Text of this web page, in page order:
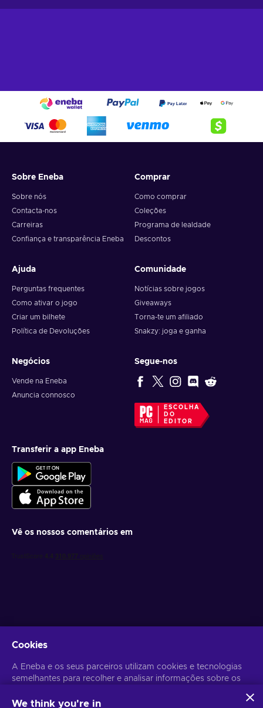
Sobre Eneba
Sobre nós
Contacta-nos
Carreiras
Confiança e transparência Eneba
Comprar
Como comprar
Coleções
Programa de lealdade
Descontos
Ajuda
Perguntas frequentes
Como ativar o jogo
Criar um bilhete
Política de Devoluções
Comunidade
Notícias sobre jogos
Giveaways
Torna-te um afiliado
Snakzy: joga e ganha
Negócios
Vende na Eneba
Anuncia connosco
Segue-nos
ESCOLHA
DO
EDITOR
Transferir a app Eneba
Vê os nossos comentários em
Poderás anular a subscrição a qualquer altura. Visita oAviso de
Cookies
A Eneba e os seus parceiros utilizam cookies e tecnologias
semelhantes para recolher e analisar informações sobre os
para melhorar o conteúdo, a publicidade e outros serviços
We think you're in